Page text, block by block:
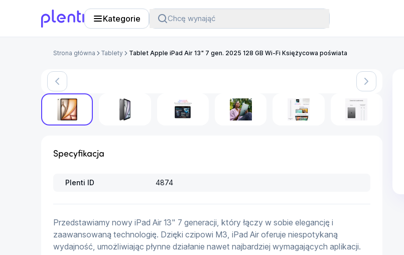
Kategorie Chcę wynająć
Strona główna Tablety Tablet Apple iPad Air 13" 7 gen. 2025 128 GB Wi-Fi Księżycowa poświata
Specyfikacja
Plenti ID 4874
Przedstawiamy nowy iPad Air 13" 7 generacji, który łączy w sobie elegancję i
zaawansowaną technologię. Dzięki czipowi M3, iPad Air oferuje niespotykaną
wydajność, umożliwiając płynne działanie nawet najbardziej wymagających aplikacji.